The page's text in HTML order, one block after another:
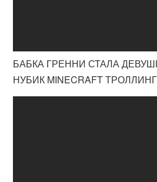
БАБКА ГРЕННИ СТАЛА
НУБИК MINECRAFT